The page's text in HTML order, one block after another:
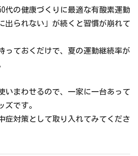
代の健康づくりに最適な有酸素運動
出られない」が続くと習慣が崩れて
っておくだけで、夏の運動継続率が
いまわせるので、一家に一台あって
ズです。
症対策として取り入れてみてくださ